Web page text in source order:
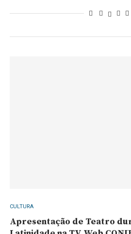
CULTURA
Apresentação de Teatro